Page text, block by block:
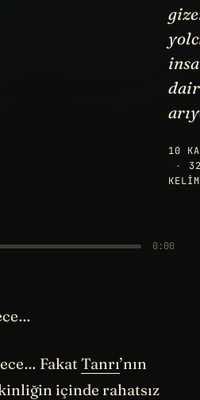
dair
10
·
0:00
FakatTanrı’nın
içinde rahatsız